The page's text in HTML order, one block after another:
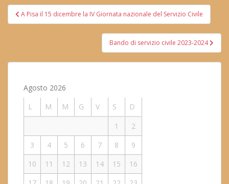
Navigazione
articoli
A Pisa il 15 dicembre la IV Giornata nazionale del Servizio Civile
Bando di servizio civile 2023-2024
Agosto 2026
L
M M G V S
D
1
2
3
4 5 6 7 8
9
10
11 12 13 14 15
16